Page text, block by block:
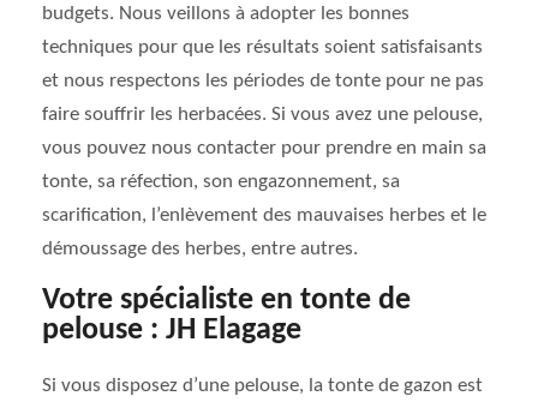
budgets. Nous veillons à adopter les bonnes
techniques pour que les résultats soient satisfaisants
et nous respectons les périodes de tonte pour ne pas
faire souffrir les herbacées. Si vous avez une pelouse,
vous pouvez nous contacter pour prendre en main sa
tonte, sa réfection, son engazonnement, sa
scarification, l’enlèvement des mauvaises herbes et le
démoussage des herbes, entre autres.
Votre spécialiste en tonte de
pelouse : JH Elagage
Si vous disposez d’une pelouse, la tonte de gazon est